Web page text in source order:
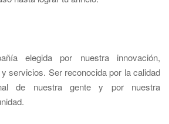
ía elegida por nuestra innovación,
servicios. Ser reconocida por la calidad
de nuestra gente y por nuestra